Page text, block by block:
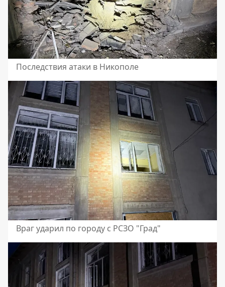
Последствия атаки в Никополе
Враг ударил по городу с РСЗО "Град"